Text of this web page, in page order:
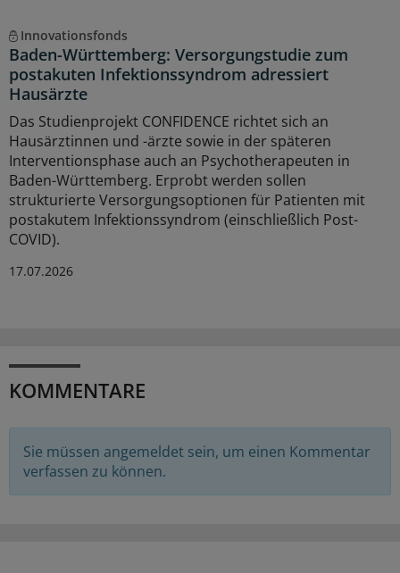
Innovationsfonds
Baden-Württemberg: Versorgungstudie zum
postakuten Infektionssyndrom adressiert
Hausärzte
Das Studienprojekt CONFIDENCE richtet sich an
Hausärztinnen und -ärzte sowie in der späteren
Interventionsphase auch an Psychotherapeuten in
Baden-Württemberg. Erprobt werden sollen
strukturierte Versorgungsoptionen für Patienten mit
postakutem Infektionssyndrom (einschließlich Post-
COVID).
17.07.2026
KOMMENTARE
Sie müssen angemeldet sein, um einen Kommentar
verfassen zu können.